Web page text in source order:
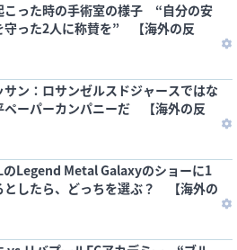
こった時の手術室の様子 “自分の安
守った2人に称賛を” 【海外の反
サン：ロサンゼルスドジャースではな
ペーパーカンパニーだ 【海外の反
のLegend Metal Galaxyのショーに1
としたら、どっちを選ぶ？ 【海外の